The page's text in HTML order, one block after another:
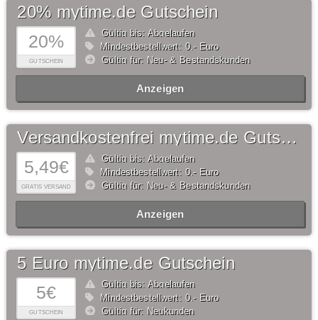
20%
GUTSCHEIN
20% mytime.de Gutschein
Gültig bis: Abgelaufen
Mindestbestellwert: 0,- Euro
Gültig für: Neu- & Bestandskunden
Anzeigen
5,49€
GRATIS VERSAND
Versandkostenfrei mytime.de Gutschein
Gültig bis: Abgelaufen
Mindestbestellwert: 0,- Euro
Gültig für: Neu- & Bestandskunden
Anzeigen
5€
GUTSCHEIN
5 Euro mytime.de Gutschein
Gültig bis: Abgelaufen
Mindestbestellwert: 0,- Euro
Gültig für: Neukunden